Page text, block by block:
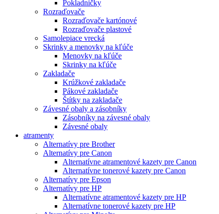
Pokladničky
Rozraďovače
Rozraďovače kartónové
Rozraďovače plastové
Samolepiace vrecká
Skrinky a menovky na kľúče
Menovky na kľúče
Skrinky na kľúče
Zakladače
Krúžkové zakladače
Pákové zakladače
Štítky na zakladače
Závesné obaly a zásobníky
Zásobníky na závesné obaly
Závesné obaly
atramenty
Alternatívy pre Brother
Alternatívy pre Canon
Alternatívne atramentové kazety pre Canon
Alternatívne tonerové kazety pre Canon
Alternatívy pre Epson
Alternatívy pre HP
Alternatívne atramentové kazety pre HP
Alternatívne tonerové kazety pre HP